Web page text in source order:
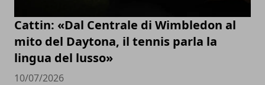
Cattin: «Dal Centrale di Wimbledon al
mito del Daytona, il tennis parla la
lingua del lusso»
10/07/2026